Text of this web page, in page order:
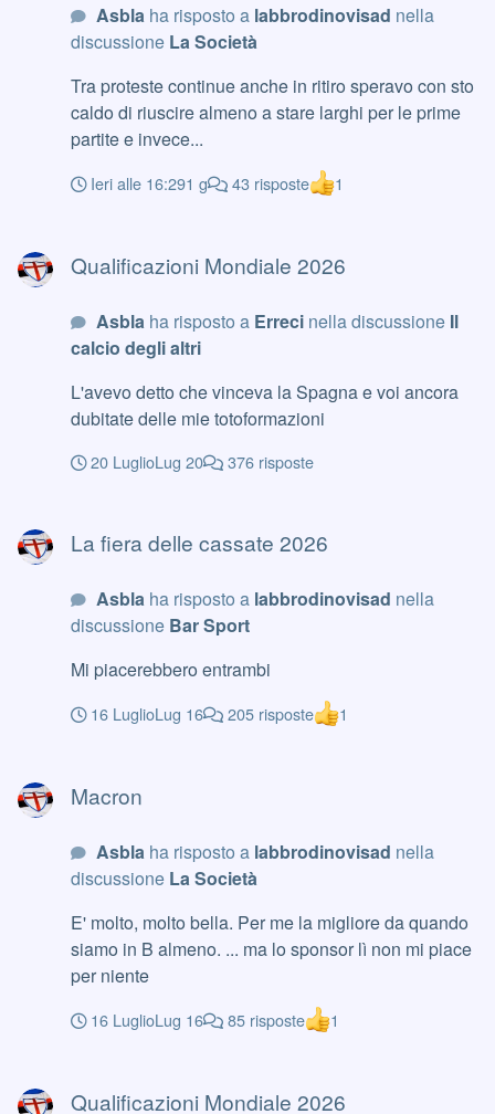
Asbla ha risposto a labbrodinovisad nella
discussione La Società
Tra proteste continue anche in ritiro speravo con sto
caldo di riuscire almeno a stare larghi per le prime
partite e invece...
Ieri alle 16:291 g 43 risposte 1
Qualificazioni Mondiale 2026
Asbla ha risposto a Erreci nella discussione Il
calcio degli altri
L'avevo detto che vinceva la Spagna e voi ancora
dubitate delle mie totoformazioni
20 LuglioLug 20 376 risposte
La fiera delle cassate 2026
Asbla ha risposto a labbrodinovisad nella
discussione Bar Sport
Mi piacerebbero entrambi
16 LuglioLug 16 205 risposte 1
Macron
Asbla ha risposto a labbrodinovisad nella
discussione La Società
E' molto, molto bella. Per me la migliore da quando
siamo in B almeno. ... ma lo sponsor lì non mi piace
per niente
16 LuglioLug 16 85 risposte 1
Qualificazioni Mondiale 2026